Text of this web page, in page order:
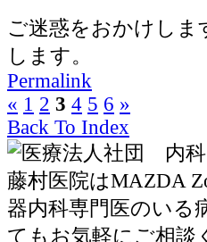
ご迷惑をおかけし
します。
Permalink
« 1 2 3 4 5 6 »
Back To Index